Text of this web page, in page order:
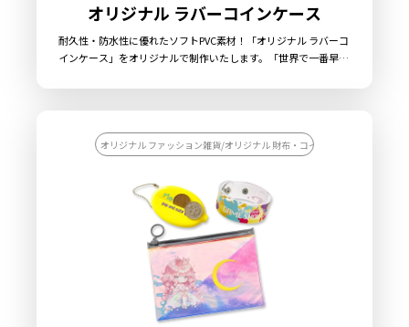
オリジナル ラバーコインケース
耐久性・防水性に優れたソフトPVC素材！「オリジナル ラバーコ
インケース」をオリジナルで制作いたします。「世界で一番早く
の誕生以来、世界中で愛されるラバーコインケース。手に収まり
ンをフルカラーで印刷することができます。コンパクトで軽量＆
ぴったりです。販売に必要な資材も取り揃えておりますので、お
客様にはデザインをご入稿いただくだけでオリジナル商品として
販売していただくことができます。オリジナルグッズの制作や
OEMをご検討中の業者様もお気軽にご相談ください。
オリジナル ファッション雑貨/オリジナル 財布・コインケース/オリジナ